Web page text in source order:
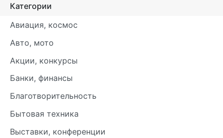
Категории
Авиация, космос
Авто, мото
Акции, конкурсы
Банки, финансы
Благотворительность
Бытовая техника
Выставки, конференции